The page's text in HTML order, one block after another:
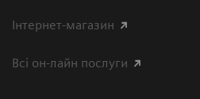
Інтернет-магазин
Всі он-лайн послуги